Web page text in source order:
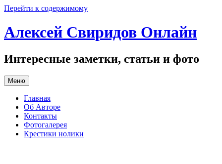
Перейти к содержимому
Алексей Свиридов Онлайн
Интересные заметки, статьи и фото
Меню
Главная
Об Авторе
Контакты
Фотогалерея
Крестики нолики